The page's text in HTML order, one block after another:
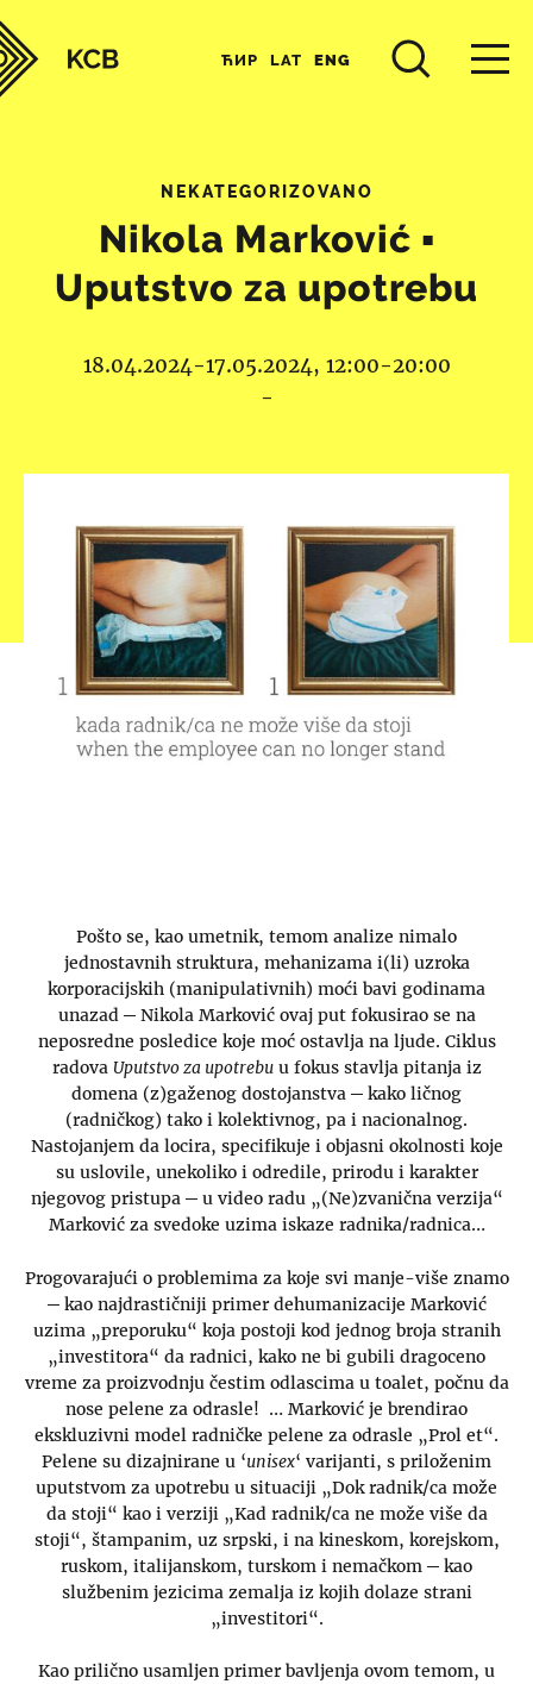
ЋИР LAT ENG
NEKATEGORIZOVANO
Nikola Marković ▪︎
Uputstvo za upotrebu
18.04.2024-17.05.2024, 12:00-20:00
-
Pošto se, kao umetnik, temom analize nimalo
jednostavnih struktura, mehanizama i(li) uzroka
korporacijskih (manipulativnih) moći bavi godinama
unazad ─ Nikola Marković ovaj put fokusirao se na
neposredne posledice koje moć ostavlja na ljude. Ciklus
radova Uputstvo za upotrebuu fokus stavlja pitanja iz
domena (z)gaženog dostojanstva ─ kako ličnog
(radničkog) tako i kolektivnog, pa i nacionalnog.
Nastojanjem da locira, specifikuje i objasni okolnosti koje
su uslovile, unekoliko i odredile, prirodu i karakter
njegovog pristupa ─ u video radu „(Ne)zvanična verzija“
Marković za svedoke uzima iskaze radnika/radnica…
Progovarajući o problemima za koje svi manje-više znamo
─ kao najdrastičniji primer dehumanizacije Marković
uzima „preporuku“ koja postoji kod jednog broja stranih
„investitora“ da radnici, kako ne bi gubili dragoceno
vreme za proizvodnju čestim odlascima u toalet, počnu da
nose pelene za odrasle! … Marković je brendirao
ekskluzivni model radničke pelene za odrasle „Prol et“.
Pelene su dizajnirane u ‘unisex‘ varijanti, s priloženim
uputstvom za upotrebu u situaciji „Dok radnik/ca može
da stoji“ kao i verziji „Kad radnik/ca ne može više da
stoji“, štampanim, uz srpski, i na kineskom, korejskom,
ruskom, italijanskom, turskom i nemačkom ─ kao
službenim jezicima zemalja iz kojih dolaze strani
„investitori“.
Kao prilično usamljen primer bavljenja ovom temom, u